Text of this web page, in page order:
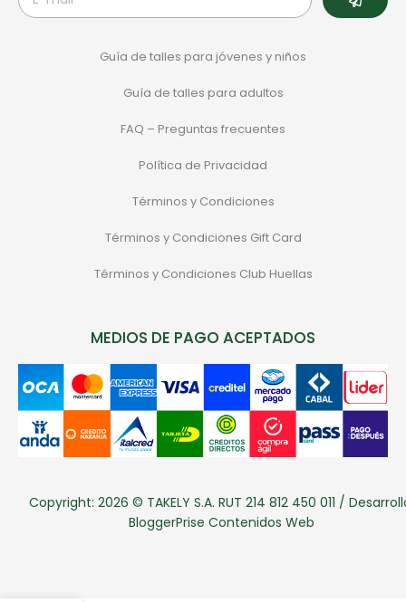
Guía de talles para jóvenes y niños
Guía de talles para adultos
FAQ – Preguntas frecuentes
Política de Privacidad
Términos y Condiciones
Términos y Condiciones Gift Card
Términos y Condiciones Club Huellas
MEDIOS DE PAGO ACEPTADOS
Copyright: 2026 © TAKELY S.A. RUT 214 812 450 011 /
BloggerPrise Contenidos Web